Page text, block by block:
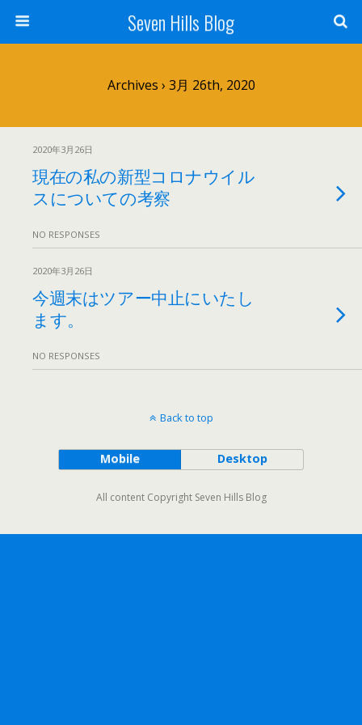
Seven Hills Blog
Archives › 3月 26th, 2020
2020年3月26日
現在の私の新型コロナウイル
スについての考察
NO RESPONSES
2020年3月26日
今週末はツアー中止にいたし
ます。
NO RESPONSES
Back to top
Mobile Desktop
All content Copyright Seven Hills Blog